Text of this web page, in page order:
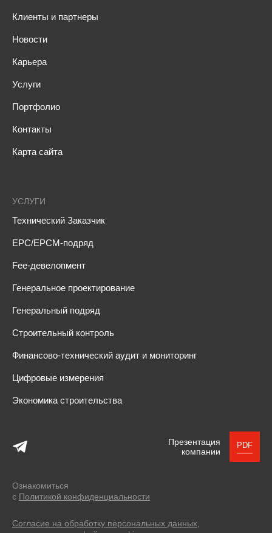
Клиенты и партнеры
Новости
Карьера
Услуги
Портфолио
Контакты
Карта сайта
УСЛУГИ
Технический Заказчик
EPC/EPCM-подряд
Fee-девелопмент
Генеральное проектирование
Генеральный подряд
Строительный контроль
Финансово-технический аудит и мониторинг
Цифровые измерения
Экономика строительства
Презентация
компании
PDF
Ознакомиться
с Политикой конфиденциальности
Согласие на обработку персональных данных,